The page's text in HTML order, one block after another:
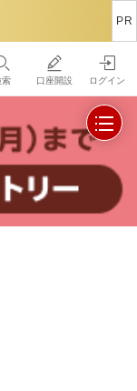
索 口座開設 ログイン